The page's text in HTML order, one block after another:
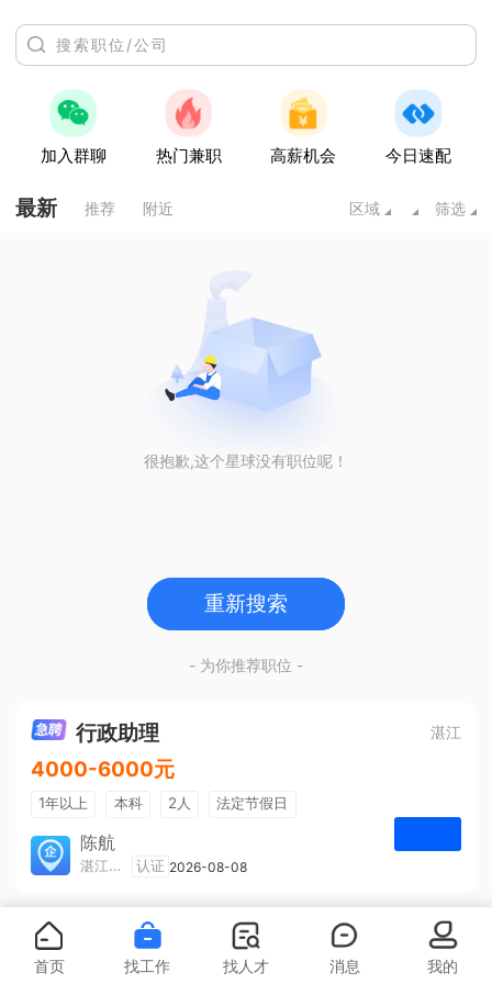
加入群聊 热门兼职 高薪机会 今日速配
最新 推荐 附近 区域 筛选
很抱歉,这个星球没有职位呢！
重新搜索
- 为你推荐职位 -
行政助理 湛江
4000-6000元
1年以上 本科 2人
法定节假日
包吃住
五险一金
陈航
湛江旅游集散中心有限公司 认证 2026-08-08
首页 找工作 找人才 消息 我的